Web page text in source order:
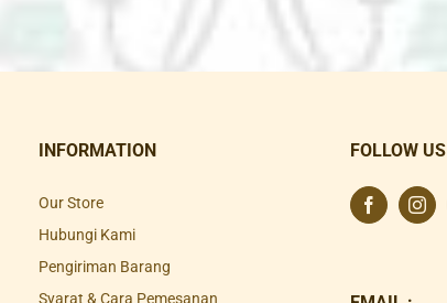
INFORMATION
Our Store
Hubungi Kami
Pengiriman Barang
Syarat & Cara Pemesanan
FOLLOW US